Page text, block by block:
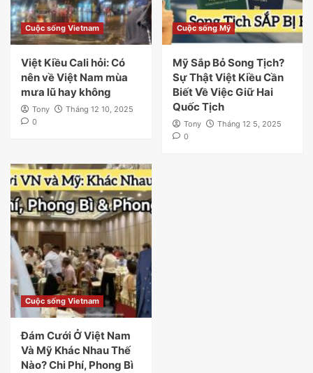
Cuộc sống Vietnam
Việt Kiều Cali hỏi: Có
nên về Việt Nam mùa
mưa lũ hay không
Tony
Tháng 12 10, 2025
0
Cuộc sống Mỹ
Mỹ Sắp Bỏ Song Tịch?
Sự Thật Việt Kiều Cần
Biết Về Việc Giữ Hai
Quốc Tịch
Tony
Tháng 12 5, 2025
0
Cuộc sống Vietnam
Đám Cưới Ở Việt Nam
Và Mỹ Khác Nhau Thế
Nào? Chi Phí, Phong Bì